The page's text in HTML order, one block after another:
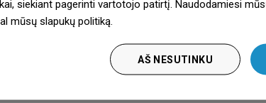
Atsisiųskite
siekiant pagerinti vartotojo patirtį. Naudodamiesi
mūsų slapukų politiką.
AŠ NESUTINKU